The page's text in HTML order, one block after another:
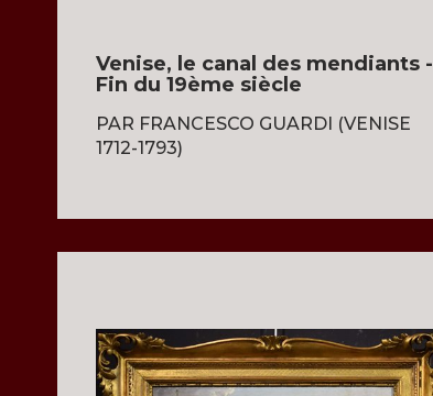
Venise, le canal des mendiants -
Fin du 19ème siècle
PAR FRANCESCO GUARDI (VENISE
1712-1793)